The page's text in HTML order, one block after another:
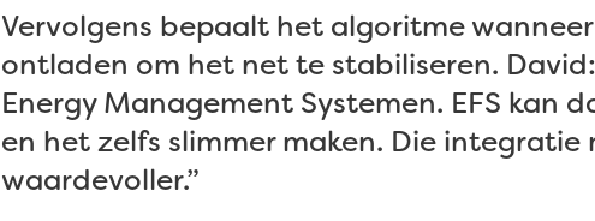
Vervolgens bepaalt het algoritme
ontladen om het net te stabiliseren.
Energy Management Systemen. EFS kan
en het zelfs slimmer maken. Die
waardevoller.”